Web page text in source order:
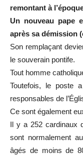
remontant à
Un nouveau pape
après sa démission
Son remplaçant
le souverain pontife.
Tout homme
Toutefois, le poste
responsables de
Ce sont également
Il y a 252 cardinaux
sont normalement
âgés de moins de